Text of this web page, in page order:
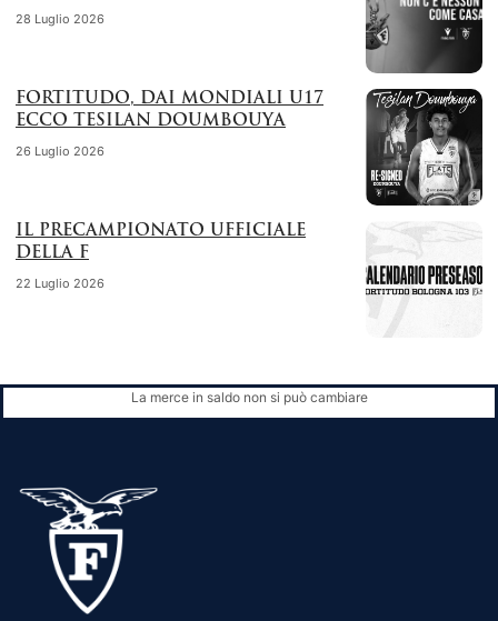
28 Luglio 2026
FORTITUDO, DAI MONDIALI U17
ECCO TESILAN DOUMBOUYA
26 Luglio 2026
IL PRECAMPIONATO UFFICIALE
DELLA F
22 Luglio 2026
La merce in saldo non si può cambiare